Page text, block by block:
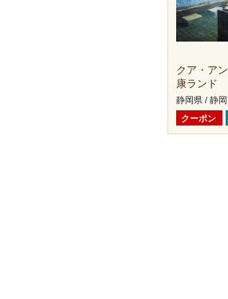
クア・ア
康ランド
静岡県 / 静
クーポン